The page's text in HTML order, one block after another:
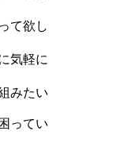
て欲し
気軽に
みたい
ってい